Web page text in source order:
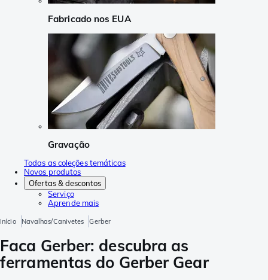
Fabricado nos EUA
Gravação
Todas as coleções temáticas
Novos produtos
Ofertas & descontos
Serviço
Aprende mais
Início Navalhas/Canivetes Gerber
Faca Gerber: descubra as
ferramentas do Gerber Gear